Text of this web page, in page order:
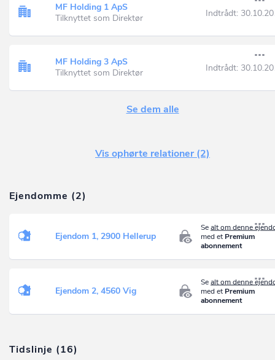
MF Holding 1 ApS
Tilknyttet som Direktør
Indtrådt:
MF Holding 3 ApS
Tilknyttet som Direktør
Indtrådt:
Se dem alle
Vis ophørte relationer (2)
Ejendomme (2)
Sealt om denne
med et Premium
abonnement
Ejendom 1, 2900 Hellerup
Sealt om denne
med et Premium
abonnement
Ejendom 2, 4560 Vig
Tidslinje (16)